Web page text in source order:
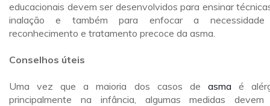
educacionais devem ser desenvolvidos para ensinar
inalação e também para enfocar a
reconhecimento e tratamento precoce da asma.
Conselhos úteis
Uma vez que a maioria dos casos de asma é
principalmente na infância, algumas medidas